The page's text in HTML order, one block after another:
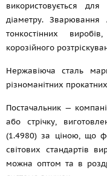
використовується
діаметру.
тонкостінних
корозійного
Нержавіюча сталь
різноманітних
Постачальник —
або стрічку,
(1.4980) за ціною, що
світових стандартів
можна оптом та в